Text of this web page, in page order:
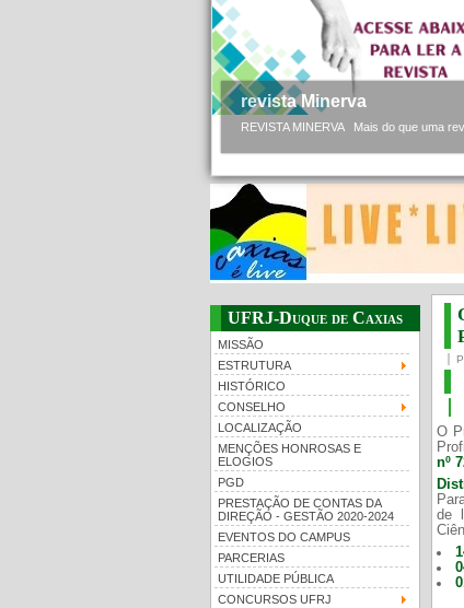
revista Minerva
REVISTA MINERVA Mais do que uma
UFRJ-Duque de Caxias
MISSÃO
ESTRUTURA
HISTÓRICO
CONSELHO
LOCALIZAÇÃO
MENÇÕES HONROSAS E
ELOGIOS
PGD
PRESTAÇÃO DE CONTAS DA
DIREÇÃO - GESTÃO 2020-2024
EVENTOS DO CAMPUS
PARCERIAS
UTILIDADE PÚBLICA
CONCURSOS UFRJ
O
nº
de